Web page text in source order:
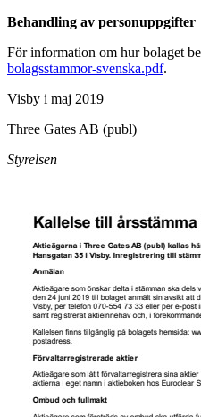
Behandling av personuppgifter
För information om hur bolaget
bolagsstammor-svenska.pdf.
Visby i maj 2019
Three Gates AB (publ)
Styrelsen